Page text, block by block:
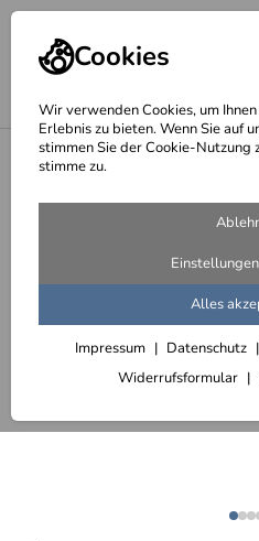
Cookies
Wir verwenden Cookies, um
Erlebnis zu bieten. Wenn Sie auf
stimmen Sie der Cookie-Nutzung
stimme zu.
Alles
Impressum Datenschutz
Widerrufsformular
Absturzsicherungen geschmiedet,